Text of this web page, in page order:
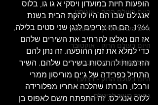
היום בעולם הרוק - אוגוסט
היום בעולם הרוק - ספטמבר
היום בעולם הרוק - אוקטובר
היום בעולם הרוק - נובמבר
היום בעולם הרוק - דצמבר
גם זה קשור לביטלס
הופעות חיות במועדון ויסקי א גו גו, בלוס
אנג'לס שבו הם היו להקת הבית בשנת
1966. הם היו צריכים לנגן שני סטים בלילה,
אז הם נאלצו להרחיב את השירים שלהם
כדי למלא את זמן ההופעה. זה נתן להם
הזדמנות להתנסות בשירים שלהם. השיר
התחיל כפרידה של ג'ים מוריסון ממרי
ורבלו, חברתו שהלכה אחריו מפלורידה
ללוס אנג'לס. זה התפתח משם לאפוס בן